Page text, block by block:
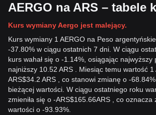
AERGO na ARS – tabele
Kurs wymiany Aergo jest malejący.
Kurs wymiany 1 AERGO na Peso
-37.80% w ciągu ostatnich 7 dni. W ciągu
kurs wahał się o -1.14%, osiągając najwyższy
najniższy 10.52 ARS . Miesiąc temu wartość 1
ARS$34.2 ARS , co stanowi zmianę o -
bieżącej wartości. W ciągu ostatniego roku
zmieniła się o -ARS$165.66ARS , co oznacza
wartości o -93.93%.